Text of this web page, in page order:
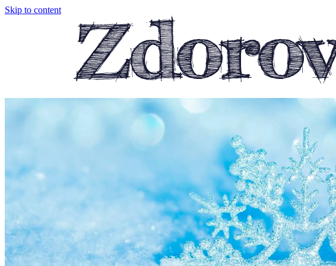
Skip to content